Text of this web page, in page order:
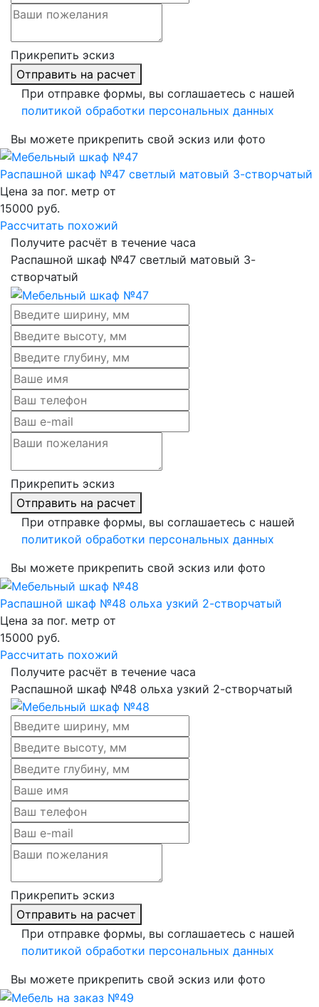
Прикрепить эскиз
Отправить на расчет
При отправке формы, вы соглашаетесь с нашей
политикой обработки персональных данных
Вы можете прикрепить свой эскиз или фото
Распашной шкаф №47 светлый матовый 3-створчатый
Цена за пог. метр от
15000 руб.
Рассчитать похожий
Получите расчёт в течение часа
Распашной шкаф №47 светлый матовый 3-
створчатый
Прикрепить эскиз
Отправить на расчет
При отправке формы, вы соглашаетесь с нашей
политикой обработки персональных данных
Вы можете прикрепить свой эскиз или фото
Распашной шкаф №48 ольха узкий 2-створчатый
Цена за пог. метр от
15000 руб.
Рассчитать похожий
Получите расчёт в течение часа
Распашной шкаф №48 ольха узкий 2-створчатый
Прикрепить эскиз
Отправить на расчет
При отправке формы, вы соглашаетесь с нашей
политикой обработки персональных данных
Вы можете прикрепить свой эскиз или фото